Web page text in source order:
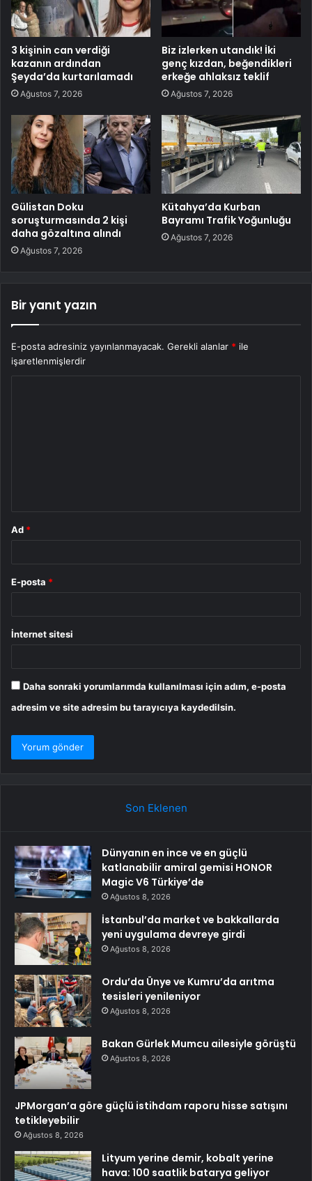
3 kişinin can verdiği
kazanın ardından
Şeyda’da kurtarılamadı
Ağustos 7, 2026
Biz izlerken utandık! İki
genç kızdan, beğendikleri
erkeğe ahlaksız teklif
Ağustos 7, 2026
Gülistan Doku
soruşturmasında 2 kişi
daha gözaltına alındı
Ağustos 7, 2026
Kütahya’da Kurban
Bayramı Trafik Yoğunluğu
Ağustos 7, 2026
Bir yanıt yazın
E-posta adresiniz yayınlanmayacak. Gerekli alanlar * ile
işaretlenmişlerdir
Ad *
E-posta *
İnternet sitesi
Daha sonraki yorumlarımda kullanılması için adım, e-posta
adresim ve site adresim bu tarayıcıya kaydedilsin.
Son Eklenen
Dünyanın en ince ve en güçlü
katlanabilir amiral gemisi HONOR
Magic V6 Türkiye’de
Ağustos 8, 2026
İstanbul’da market ve bakkallarda
yeni uygulama devreye girdi
Ağustos 8, 2026
Ordu’da Ünye ve Kumru’da arıtma
tesisleri yenileniyor
Ağustos 8, 2026
Bakan Gürlek Mumcu ailesiyle görüştü
Ağustos 8, 2026
JPMorgan’a göre güçlü istihdam raporu hisse satışını
tetikleyebilir
Ağustos 8, 2026
Lityum yerine demir, kobalt yerine
hava: 100 saatlik batarya geliyor